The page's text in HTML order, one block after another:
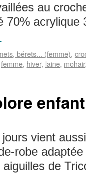
au
70%
bérets... (femme),
femme, hiver, laine, mohair
enfant
vient
robe
de